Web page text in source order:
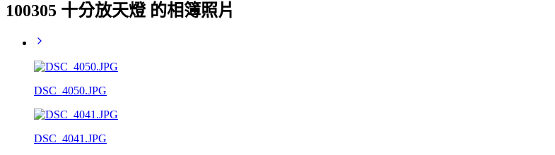
100305 十分放天燈 的相簿照片
DSC_4050.JPG
DSC_4041.JPG